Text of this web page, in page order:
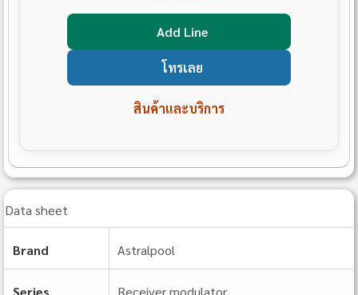
Add Line
โทรเลย
สินค้าและบริการ
Data sheet
Brand Astralpool
Series Receiver modulator